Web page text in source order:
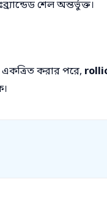
শেল অন্তর্ভুক্ত।
করার পরে,